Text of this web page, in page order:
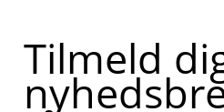
Tilmeld